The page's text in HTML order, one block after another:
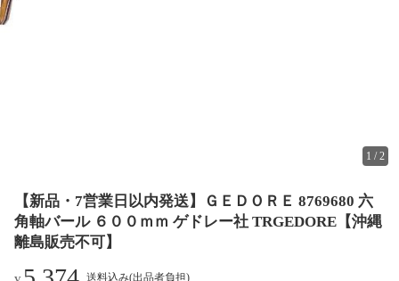
1 /2
【新品・7営業日以内発送】ＧＥＤＯＲＥ 8769680 六
角軸バール ６００ｍｍ ゲドレー社 TRGEDORE【沖縄
離島販売不可】
送料込み(出品者負担)